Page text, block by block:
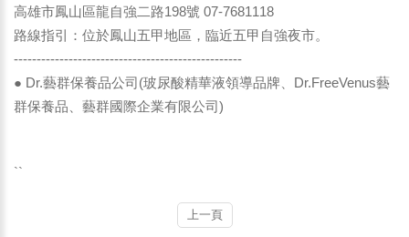
高雄市鳳山區龍自強二路198號 07-7681118
路線指引：位於鳳山五甲地區，臨近五甲自強夜市。
--------------------------------------------------
● Dr.藝群保養品公司(玻尿酸精華液領導品牌、Dr.FreeVenus藝
群保養品、藝群國際企業有限公司)
``
上一頁